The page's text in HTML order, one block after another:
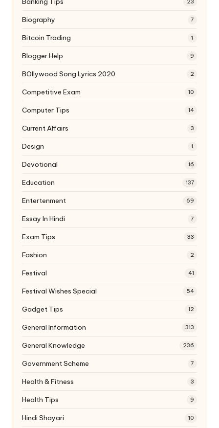
23
Biography 7
Bitcoin Trading 1
Blogger Help 9
BOllywood Song Lyrics 2020 2
Competitive Exam 10
Computer Tips 14
Current Affairs 3
Design 1
Devotional 16
Education 137
Entertenment 69
Essay In Hindi 7
Exam Tips 33
Fashion 2
Festival 41
Festival Wishes Special 54
Gadget Tips 12
General Information 313
General Knowledge 236
Government Scheme 7
Health & Fitness 3
Health Tips 9
Hindi Shayari 10